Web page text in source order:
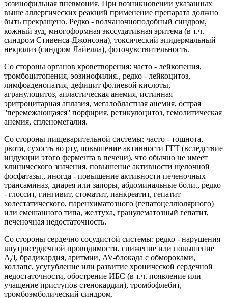
эозинофильная пневмония. При возникновении указанных
выше аллергических реакций применение препарата должно
быть прекращено. Редко - волчаночноподобный синдром,
кожный зуд, многоформная экссудативная эритема (в т.ч.
синдром Стивенса-Джонсона), токсический эпидермальный
некролиз (синдром Лайелла), фоточувствительность.
Со стороны органов кроветворения: часто - лейкопения,
тромбоцитопения, эозинофилия., редко - лейкоцитоз,
лимфоаденопатия, дефицит фолиевой кислоты,
агранулоцитоз, апластическая анемия, истинная
эритроцитарная аплазия, мегалобластная анемия, острая
''перемежающаяся'' порфирия, ретикулоцитоз, гемолитическая
анемия, спленомегалия.
Со стороны пищеварительной системы: часто - тошнота,
рвота, сухость во рту, повышение активности ГГТ (вследствие
индукции этого фермента в печени), что обычно не имеет
клинического значения, повышение активности щелочной
фосфатазы., иногда - повышение активности печеночных
трансаминаз, диарея или запоры, абдоминальные боли., редко
- глоссит, гингивит, стоматит, панкреатит, гепатит
холестатического, паренхиматозного (гепатоцеллюлярного)
или смешанного типа, желтуха, гранулематозный гепатит,
печеночная недостаточность.
Со стороны сердечно сосудистой системы: редко - нарушения
внутрисердечной проводимости, снижение или повышение
АД, брадикардия, аритмии, AV-блокада с обмороками,
коллапс, усугубление или развитие хронической сердечной
недостаточности, обострение ИБС (в т.ч. появление или
учащение приступов стенокардии), тромбофлебит,
тромбоэмболический синдром.